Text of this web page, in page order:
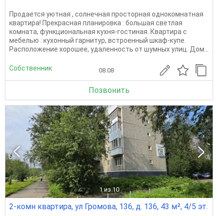
Продается уютная , солнечная просторная однокомнатная
квартира! Прекрасная планировка : большая светлая
комната, функциональная кухня-гостиная. Квартира с
мебелью : кухонный гарнитур, встроенный шкаф-купе.
Расположение хорошее, удаленность от шумных улиц. Дом...
Собственник 08.08
Позвонить
1 из 10
2-комн квартира, ул Громова, 136, д. 136, 43 м², 4/5 эт.